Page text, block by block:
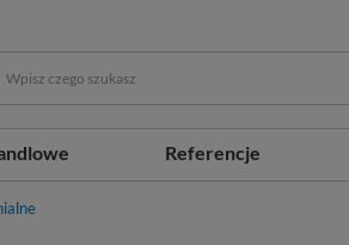
Referencje